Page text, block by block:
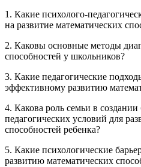
1. Какие психолого-
на развитие математических
2. Каковы основные методы
способностей у школьников?
3. Какие педагогические
эффективному развитию
4. Какова роль семьи в
педагогических условий для
способностей ребенка?
5. Какие психологические
развитию математических